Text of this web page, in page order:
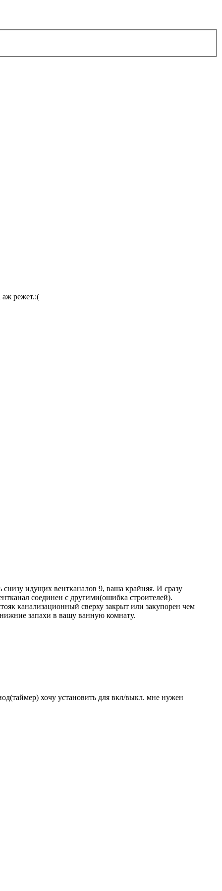
аж режет.:(
идущих вентканалов 9, ваша крайняя. И сразу
соединен с другими(ошибка строителей).
канализационный сверху закрыт или закупорен чем
запахи в вашу ванную комнату.
хочу установить для вкл/выкл. мне нужен